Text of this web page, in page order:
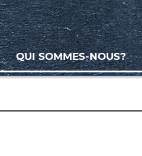
QUI SOMMES-NOUS?